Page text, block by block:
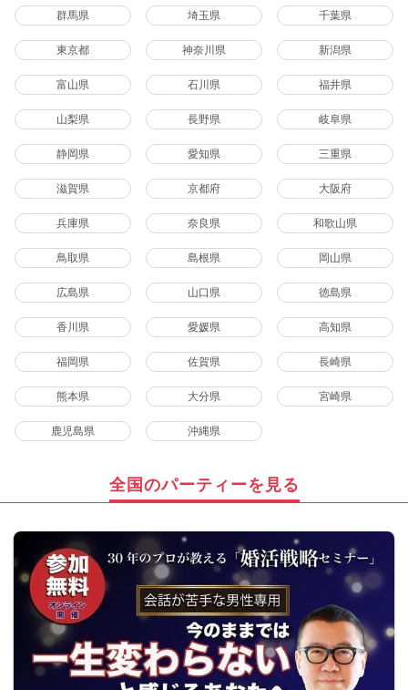
群馬県 埼玉県 千葉県
東京都 神奈川県 新潟県
富山県 石川県 福井県
山梨県 長野県 岐阜県
静岡県 愛知県 三重県
滋賀県 京都府 大阪府
兵庫県 奈良県 和歌山県
鳥取県 島根県 岡山県
広島県 山口県 徳島県
香川県 愛媛県 高知県
福岡県 佐賀県 長崎県
熊本県 大分県 宮崎県
鹿児島県 沖縄県
全国のパーティーを見る